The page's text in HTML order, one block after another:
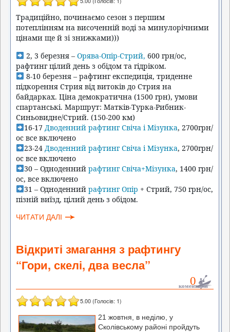
Традиційно, починаємо сезон з першим
потеплінням на височенній воді за минулорічними
цінами ще й зі знижками)))
2, 3 березня – Орява-Опір-Стрий, 600 грн/ос,
рафтинг цілий день з обідом та гідріком.
8-10 березня – рафтинг експедиція, триденне
підкорення Стрия від витоків до Стрия на
байдарках. Ціна демократична (1500 грн), умови
спартанські. Маршрут: Матків-Турка-Рибник-
Синьовидне/Стрий. (150-200 км)
16-17 Дводенний рафтинг Свіча і Мізунка, 2700грн/
ос все включено
23-24 Дводенний рафтинг Свіча і Мізунка, 2700грн/
ос все включено
30 – Одноденний рафтинг Свіча+Мізунка, 1400 грн/
ос, все включено
31 – Одноденний рафтинг Опір + Стрий, 750 грн/ос,
пізній виїзд, цілий день з обідом.
ЧИТАТИ ДАЛІ
Відкриті змагання з рафтингу
“Гори, скелі, два весла”
0
коментарів
5.00(Голосів: 1)
21 жовтня, в неділю, у
Сколівському районі пройдуть